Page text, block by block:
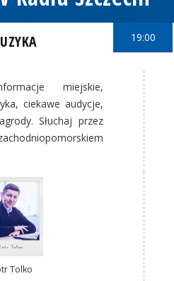
miejskie,
ciekawe audycje,
Słuchaj przez
Tolko
19:00